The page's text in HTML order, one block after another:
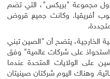
دول مجموعة "بريكس"، التي تضم
أفريقيا. وكانت جميع قروض
.
الخارجية، يتضح أن "الصين تبني
على شركات عالمية" وفق
تفوقت الصين على الولايات المتحدة عندما
وهناك اليوم شركتان صينيتان